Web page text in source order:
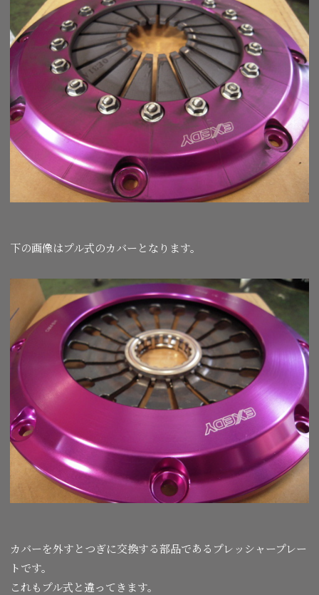
下の画像はプル式のカバーとなります。
カバーを外すとつぎに交換する部品であるプレッシャープレー
トです。
これもプル式と違ってきます。